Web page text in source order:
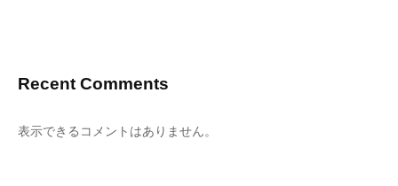
Recent Comments
表示できるコメントはありません。